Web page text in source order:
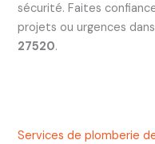
sécurité. Faites
projets ou urgences dans
27520.
Services de plomberie